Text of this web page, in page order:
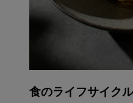
食のライフサイク